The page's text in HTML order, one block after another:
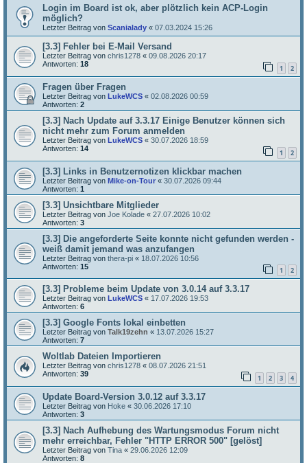
Login im Board ist ok, aber plötzlich kein ACP-Login
möglich?
Letzter Beitrag von Scanialady « 07.03.2024 15:26
[3.3] Fehler bei E-Mail Versand
Letzter Beitrag von chris1278 « 09.08.2026 20:17
Antworten: 18 1 2
Fragen über Fragen
Letzter Beitrag von LukeWCS « 02.08.2026 00:59
Antworten: 2
[3.3] Nach Update auf 3.3.17 Einige Benutzer können sich
nicht mehr zum Forum anmelden
Letzter Beitrag von LukeWCS « 30.07.2026 18:59
Antworten: 14 1 2
[3.3] Links in Benutzernotizen klickbar machen
Letzter Beitrag von Mike-on-Tour « 30.07.2026 09:44
Antworten: 1
[3.3] Unsichtbare Mitglieder
Letzter Beitrag von Joe Kolade « 27.07.2026 10:02
Antworten: 3
[3.3] Die angeforderte Seite konnte nicht gefunden werden -
weiß damit jemand was anzufangen
Letzter Beitrag von thera-pi « 18.07.2026 10:56
Antworten: 15 1 2
[3.3] Probleme beim Update von 3.0.14 auf 3.3.17
Letzter Beitrag von LukeWCS « 17.07.2026 19:53
Antworten: 6
[3.3] Google Fonts lokal einbetten
Letzter Beitrag von Talk19zehn « 13.07.2026 15:27
Antworten: 7
Woltlab Dateien Importieren
Letzter Beitrag von chris1278 « 08.07.2026 21:51
Antworten: 39 1 2 3 4
Update Board-Version 3.0.12 auf 3.3.17
Letzter Beitrag von Hoke « 30.06.2026 17:10
Antworten: 3
[3.3] Nach Aufhebung des Wartungsmodus Forum nicht
mehr erreichbar, Fehler "HTTP ERROR 500" [gelöst]
Letzter Beitrag von Tina « 29.06.2026 12:09
Antworten: 8